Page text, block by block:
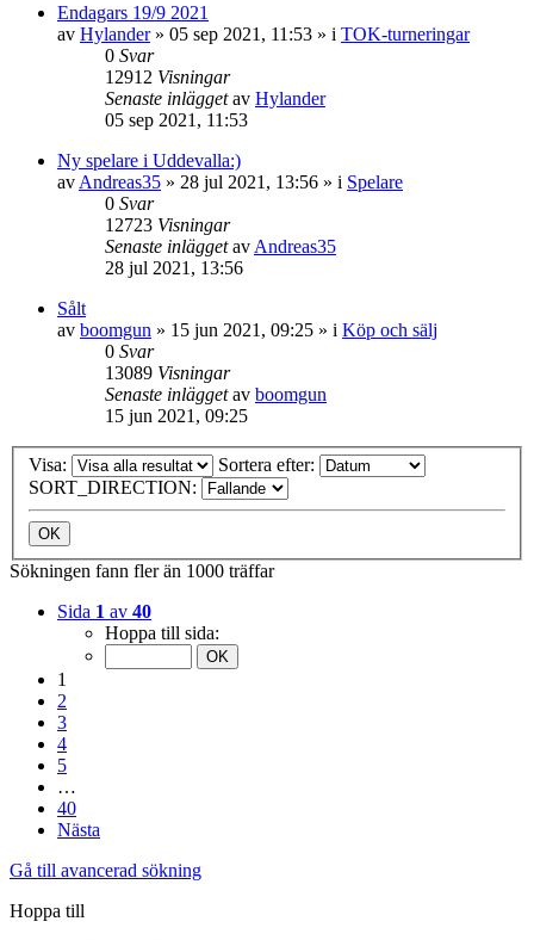
Endagars 19/9 2021
av Hylander» 05 sep 2021, 11:53 » i TOK-turneringar
0 Svar
12912 Visningar
Senaste inläggetav Hylander
05 sep 2021, 11:53
Ny spelare i Uddevalla:)
av Andreas35 » 28 jul 2021, 13:56 » i Spelare
0 Svar
12723 Visningar
Senaste inläggetav Andreas35
28 jul 2021, 13:56
Sålt
av boomgun » 15 jun 2021, 09:25 » i Köp och sälj
0 Svar
13089 Visningar
Senaste inläggetav boomgun
15 jun 2021, 09:25
Visa:
Sortera efter:
SORT_DIRECTION:
Sökningen fann fler än 1000 träffar
Sida 1 av 40
Hoppa till sida:
1
2
3
4
5
…
40
Nästa
Gå till avancerad sökning
Hoppa till